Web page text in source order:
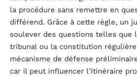
la procédure sans remettre en
différend. Grâce à cette règle, un
soulever des questions telles que
tribunal ou la constitution
mécanisme de défense
car il peut influencer l’itinéraire